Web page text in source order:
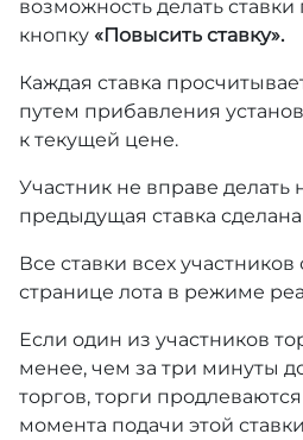
возможность делать
кнопку «Повысить ставку».
Каждая ставка
путем прибавления
к текущей цене.
Участник не вправе делать
предыдущая ставка
Все ставки всех
странице лота в режиме
Если один из участников
менее, чем за три минуты
торгов, торги
момента подачи этой